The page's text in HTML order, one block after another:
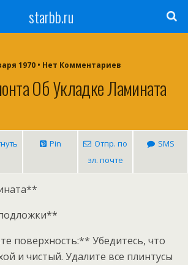
starbb.ru
1970 • Нет Комментариев
Об Укладке Ламината
Pin
Отпр. по
эл. почте
SMS
поверхность:** Убедитесь, что
и чистый. Удалите все плинтусы